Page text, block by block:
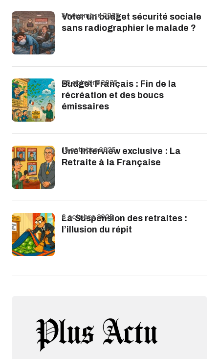
Voter un budget sécurité sociale
sans radiographier le malade ?
5 novembre 2025
Budget Français : Fin de la
récréation et des boucs
émissaires
28 octobre 2025
Une Interview exclusive : La
Retraite à la Française
15 octobre 2025
La Suspension des retraites :
l’illusion du répit
8 octobre 2025